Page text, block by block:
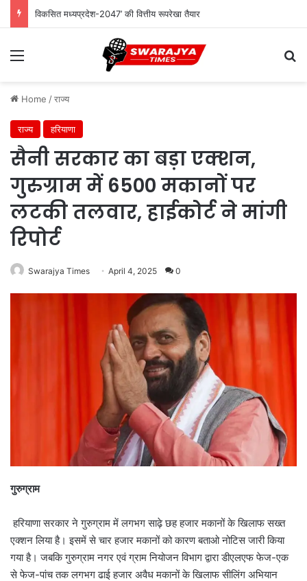
विकसित मध्यप्रदेश-2047’ की वित्तीय रूपरेखा तैयार
Menu
Home /राज्य
राज्य हरियाणा
सैनी सरकार का बड़ा एक्‍शन,
गुरुग्राम में 6500 मकानों पर
लटकी तलवार, हाईकोर्ट ने मांगी
रिपोर्ट
Swarajya Times April 4, 2025 0
गुरुग्राम
हरियाणा सरकार ने गुरुग्राम में लगभग साढ़े छह हजार मकानों के खिलाफ सख्त
एक्‍शन लिया है। इसमें से चार हजार मकानों को कारण बताओ नोटिस जारी किया
गया है। जबकि गुरुग्राम नगर एवं ग्राम नियोजन विभाग द्वारा डीएलएफ फेज-एक
से फेज-पांच तक लगभग ढाई हजार अवैध मकानों के खिलाफ सीलिंग अभियान